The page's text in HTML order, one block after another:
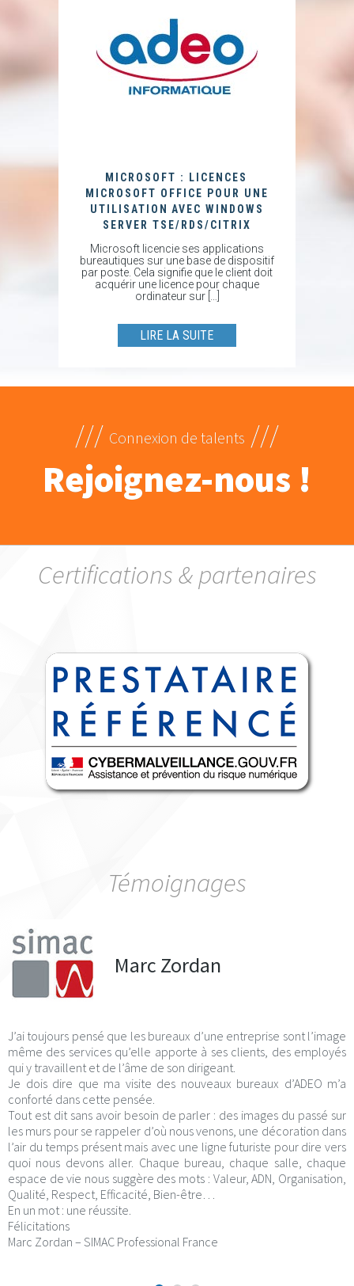
MICROSOFT : LICENCES
MICROSOFT OFFICE POUR UNE
UTILISATION AVEC WINDOWS
SERVER TSE/RDS/CITRIX
Microsoft licencie ses applications
bureautiques sur une base de dispositif
par poste. Cela signifie que le client doit
acquérir une licence pour chaque
ordinateur sur […]
LIRE LA SUITE
/// Connexion de talents ///
Rejoignez-nous !
Certifications & partenaires
Témoignages
Marc Zordan
J’ai toujours pensé que les bureaux d’une entreprise sont l’image
même des services qu’elle apporte à ses clients, des employés
qui y travaillent et de l’âme de son dirigeant.
Je dois dire que ma visite des nouveaux bureaux d’ADEO m’a
conforté dans cette pensée.
Tout est dit sans avoir besoin de parler : des images du passé sur
les murs pour se rappeler d’où nous venons, une décoration dans
l’air du temps présent mais avec une ligne futuriste pour dire vers
quoi nous devons aller. Chaque bureau, chaque salle, chaque
espace de vie nous suggère des mots : Valeur, ADN, Organisation,
Qualité, Respect, Efficacité, Bien-être…
En un mot : une réussite.
Félicitations
Marc Zordan – SIMAC Professional France